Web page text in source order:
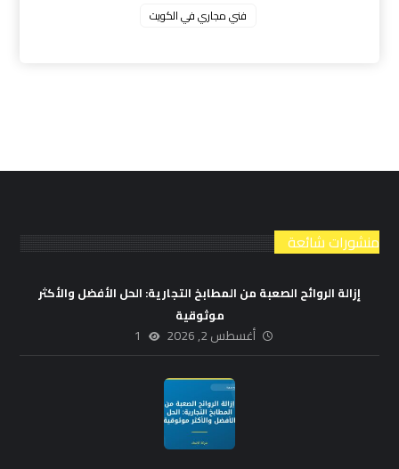
فني مجاري في الكويت
منشورات شائعة
إزالة الروائح الصعبة من المطابخ التجارية: الحل الأفضل والأكثر
موثوقية
أغسطس 2, 2026 1